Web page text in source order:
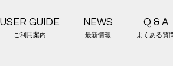
USER GUIDE
ご利用案内
NEWS
最新情報
Q & A
よくある質